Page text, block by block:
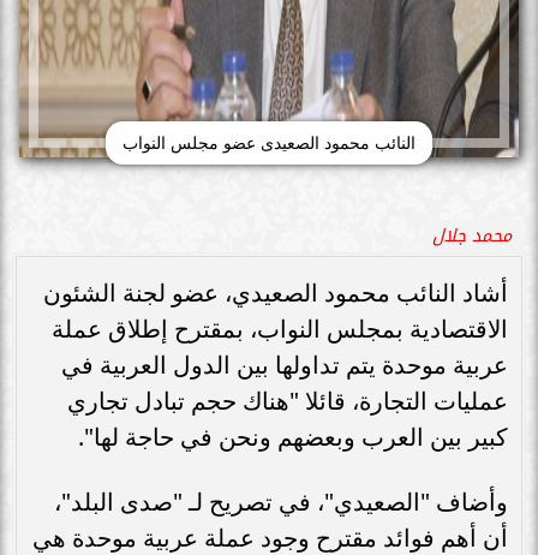
النائب محمود الصعيدى عضو مجلس النواب
محمد جلال
أشاد النائب محمود الصعيدي، عضو لجنة الشئون
الاقتصادية بمجلس النواب، بمقترح إطلاق عملة
عربية موحدة يتم تداولها بين الدول العربية في
عمليات التجارة، قائلا "هناك حجم تبادل تجاري
كبير بين العرب وبعضهم ونحن في حاجة لها".
وأضاف "الصعيدي"، في تصريح لـ "صدى البلد"،
أن أهم فوائد مقترح وجود عملة عربية موحدة هي